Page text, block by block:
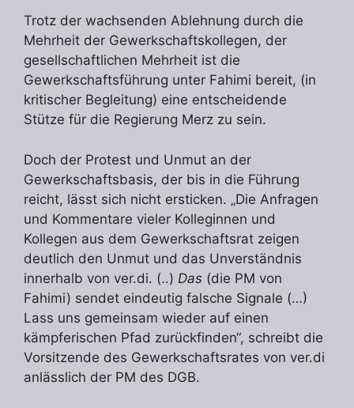
Trotz der wachsenden Ablehnung durch die
Mehrheit der Gewerkschaftskollegen, der
gesellschaftlichen Mehrheit ist die
Gewerkschaftsführung unter Fahimi bereit, (in
kritischer Begleitung) eine entscheidende
Stütze für die Regierung Merz zu sein.
Doch der Protest und Unmut an der
Gewerkschaftsbasis, der bis in die Führung
reicht, lässt sich nicht ersticken. „Die Anfragen
und Kommentare vieler Kolleginnen und
Kollegen aus dem Gewerkschaftsrat zeigen
deutlich den Unmut und das Unverständnis
innerhalb von ver.di. (..) Das (die PM von
Fahimi) sendet eindeutig falsche Signale (…)
Lass uns gemeinsam wieder auf einen
kämpferischen Pfad zurückfinden“, schreibt die
Vorsitzende des Gewerkschaftsrates von ver.di
anlässlich der PM des DGB.